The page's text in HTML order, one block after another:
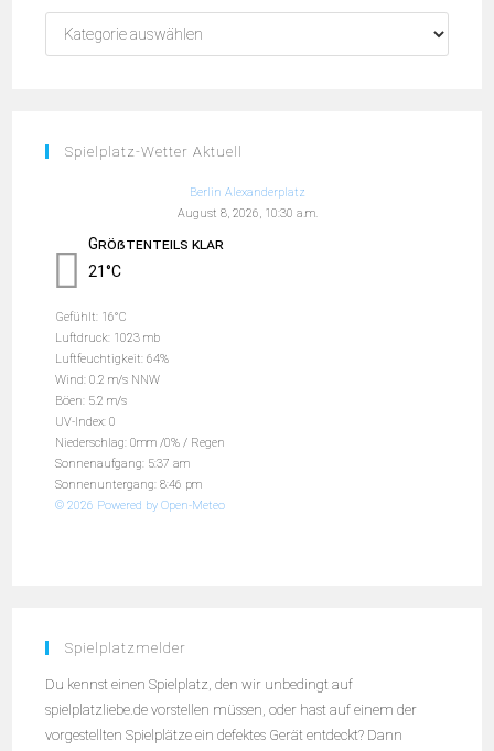
Spielplatz-Wetter Aktuell
Berlin Alexanderplatz
August 8, 2026, 10:30 a.m.
Größtenteils klar
21°C
Gefühlt: 16°C
Luftdruck: 1023 mb
Luftfeuchtigkeit: 64%
Wind: 0.2 m/s NNW
Böen: 5.2 m/s
UV-Index: 0
Niederschlag:0mm /0% / Regen
Sonnenaufgang: 5:37 am
Sonnenuntergang: 8:46 pm
© 2026 Powered by Open-Meteo
Spielplatzmelder
Du kennst einen Spielplatz, den wir unbedingt auf
spielplatzliebe.de vorstellen müssen, oder hast auf einem der
vorgestellten Spielplätze ein defektes Gerät entdeckt? Dann